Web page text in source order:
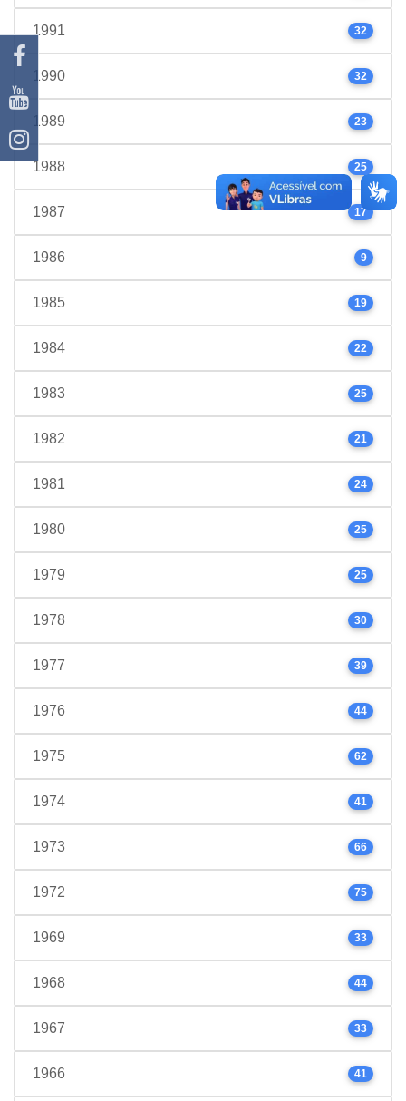
1991 32
1990 32
1989 23
1988 25
1987 17
1986 9
1985 19
1984 22
1983 25
1982 21
1981 24
1980 25
1979 25
1978 30
1977 39
1976 44
1975 62
1974 41
1973 66
1972 75
1969 33
1968 44
1967 33
1966 41